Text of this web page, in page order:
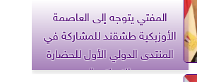
المفتي يتوجه إلى العاصمة
الأوزبكية طشقند للمشاركة في
المنتدى الدولي الأول للحضارة
الإسلامية